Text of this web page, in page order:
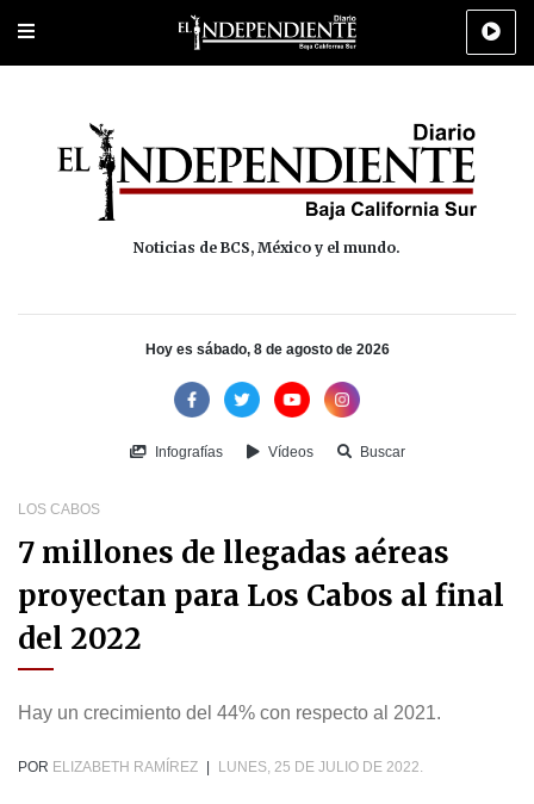
Portada Los Cabos Policiaca Deportes Cultura
Noticias de BCS, México y el mundo.
Hoy es sábado, 8 de agosto de 2026
Infografías Vídeos Buscar
LOS CABOS
7 millones de llegadas aéreas
proyectan para Los Cabos al final
del 2022
Hay un crecimiento del 44% con respecto al 2021.
POR ELIZABETH RAMÍREZ LUNES, 25 DE JULIO DE 2022.